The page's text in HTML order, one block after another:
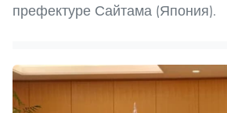
префектуре Сайтама (Япония).